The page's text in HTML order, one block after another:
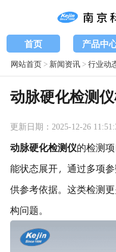
首页 产品中
网站首页> 新闻资讯>行业动
动脉硬化检测
更新日期：2025-12-26
动脉硬化检测仪的检测
能状态展开，通过多项
供参考依据。这类检测
构问题。